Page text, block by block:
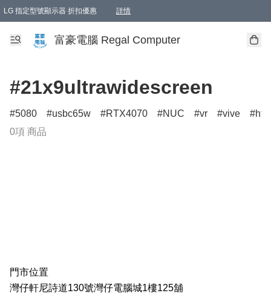
LG 指定型號顯示器 折扣優惠 詳情
富豪電腦 Regal Computer
#21x9ultrawidescreen
5080 usbc65w RTX4070 NUC vr vive
htc
0項 商品
門市位置
灣仔軒尼詩道130號灣仔電腦城1樓125舖